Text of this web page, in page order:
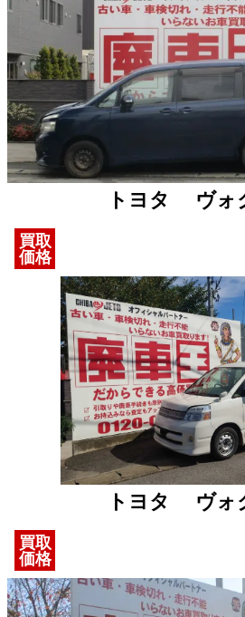
トヨタ ヴォ
買取
価格
トヨタ ヴォ
買取
価格